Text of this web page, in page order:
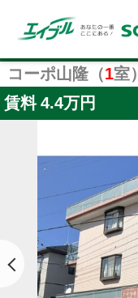
コーポ山隆（1室）
賃料 4.4万円